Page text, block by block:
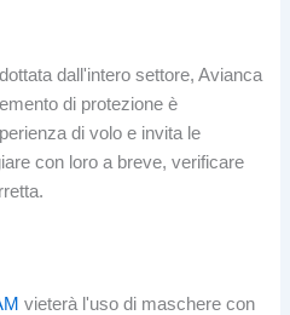
dall'intero settore, Avianca
di protezione è
di volo e invita le
con loro a breve, verificare
vieterà l'uso di maschere con